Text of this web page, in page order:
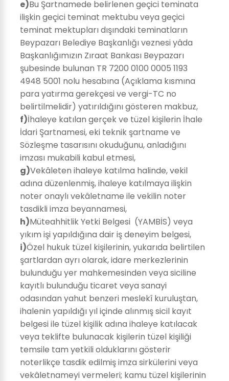
e)Bu Şartnamede belirlenen geçici teminata
ilişkin geçici teminat mektubu veya geçici
teminat mektupları dışındaki teminatların
Beypazarı Belediye Başkanlığı veznesi yâda
Başkanlığımızın Zıraat Bankası Beypazarı
şubesinde bulunan TR 7200 0100 0005 1193
4948 5001 nolu hesabına (Açıklama kısmına
para yatırma gerekçesi ve vergi-TC no
belirtilmelidir) yatırıldığını gösteren makbuz,
f)İhaleye katılan gerçek ve tüzel kişilerin İhale
İdari Şartnamesi, eki teknik şartname ve
Sözleşme tasarısını okuduğunu, anladığını
imzası mukabili kabul etmesi,
g)Vekâleten ihaleye katılma halinde, vekil
adına düzenlenmiş, ihaleye katılmaya ilişkin
noter onaylı vekâletname ile vekilin noter
tasdikli imza beyannamesi,
h)Müteahhitlik Yetki Belgesi (YAMBİS) veya
yıkım işi yapıldığına dair iş deneyim belgesi,
i)Özel hukuk tüzel kişilerinin, yukarıda belirtilen
şartlardan ayrı olarak, idare merkezlerinin
bulunduğu yer mahkemesinden veya siciline
kayıtlı bulunduğu ticaret veya sanayi
odasından yahut benzeri meslekî kuruluştan,
ihalenin yapıldığı yıl içinde alınmış sicil kayıt
belgesi ile tüzel kişilik adına ihaleye katılacak
veya teklifte bulunacak kişilerin tüzel kişiliği
temsile tam yetkili olduklarını gösterir
noterlikçe tasdik edilmiş imza sirkülerini veya
vekâletnameyi vermeleri; kamu tüzel kişilerinin